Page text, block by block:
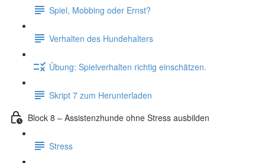
Spiel, Mobbing oder Ernst?
Verhalten des Hundehalters
Übung: Spielverhalten richtig einschätzen.
Skript 7 zum Herunterladen
Block 8 – Assistenzhunde ohne Stress ausbilden
Stress